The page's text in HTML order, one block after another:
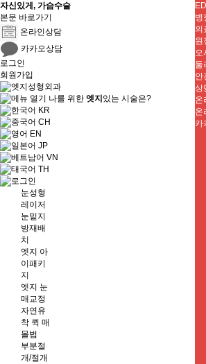
자신있게, 가슴수술
본문 바로가기
온라인상담
카카오상담
로그인
회원가입
나를 위한 엣지 있는 시술은?
KR
CH
EN
JP
VN
TH
눈성형
레이저
눈밑지
방재배
치
엣지 아
이패키
지
엣지 눈
매교정
자연유
착 퀵 매
몰법
부분절
개/절개
병
의
원
오
둘
안
상
온
온
카